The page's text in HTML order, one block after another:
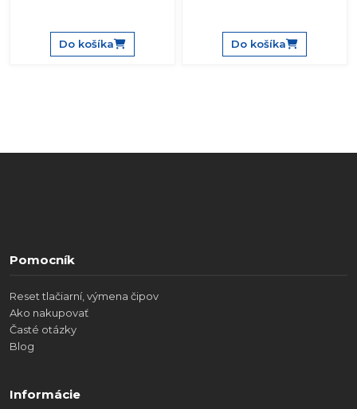
Do košíka Do košíka
Pomocník
Reset tlačiarní, výmena čipov
Ako nakupovať
Časté otázky
Blog
Informácie